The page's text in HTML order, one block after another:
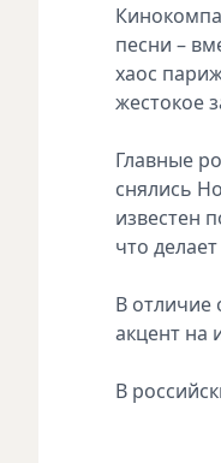
песни –
хаос
жестокое
Главные
снялись
известен
что
В отличие
акцент на
В